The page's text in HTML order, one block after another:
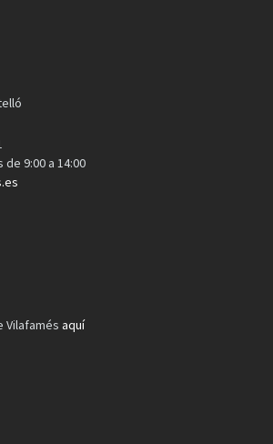
9:00 a 14:00
Vilafamés aquí